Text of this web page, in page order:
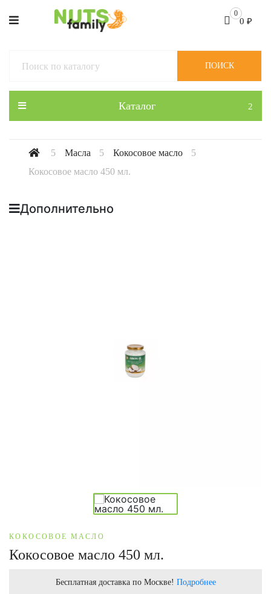
0
0 ₽
Каталог
ПОИСК
Масла
Кокосовое масло
Кокосовое масло 450 мл.
Дополнительно
КОКОСОВОЕ МАСЛО
Кокосовое масло 450 мл.
Бесплатная доставка по Москве! Подробнее